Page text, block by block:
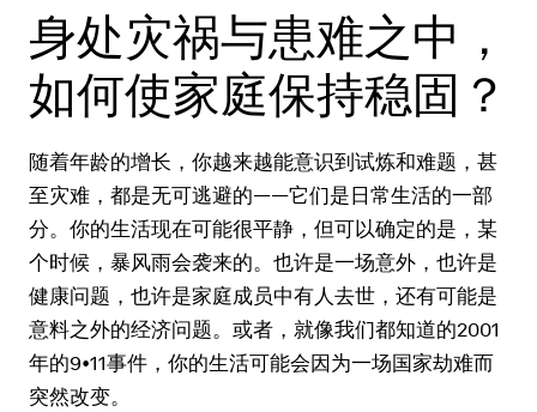
身处灾祸与患难之中，
如何使家庭保持稳固？
随着年龄的增长，你越来越能意识到试炼和难题，甚
至灾难，都是无可逃避的——它们是日常生活的一部
分。你的生活现在可能很平静，但可以确定的是，某
个时候，暴风雨会袭来的。也许是一场意外，也许是
健康问题，也许是家庭成员中有人去世，还有可能是
意料之外的经济问题。或者，就像我们都知道的2001
年的9•11事件，你的生活可能会因为一场国家劫难而
突然改变。